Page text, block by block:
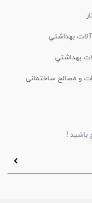
بهداشتي
بهداشتي
و مصالح ساختمانی
باشید !